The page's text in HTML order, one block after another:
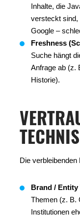
Inhalte, die
versteckt sind,
Google –
Freshness
Suche hängt
Anfrage ab (z.
Historie).
Die
Brand / Entity
Themen (z. B.
Institutionen